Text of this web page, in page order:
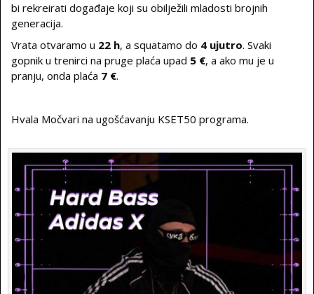
bi rekreirati događaje koji su obilježili mladosti brojnih
generacija.
Vrata otvaramo u 22 h, a squatamo do 4 ujutro. Svaki
gopnik u trenirci na pruge plaća upad 5 €, a ako mu je u
pranju, onda plaća 7 €.
Hvala Močvari na ugošćavanju KSET50 programa.